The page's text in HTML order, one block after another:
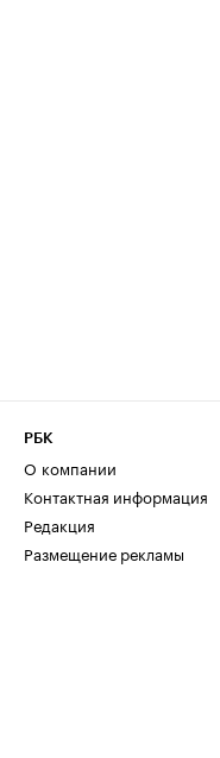
РБК
О компании
Контактная информация
Редакция
Размещение рекламы